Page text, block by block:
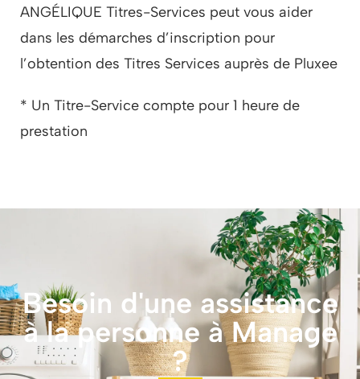
ANGÉLIQUE Titres-Services peut vous aider
dans les démarches d’inscription pour
l’obtention des Titres Services auprès de Pluxee
* Un Titre-Service compte pour 1 heure de
prestation
Besoin d'une assistance
à la personne à Manage
?